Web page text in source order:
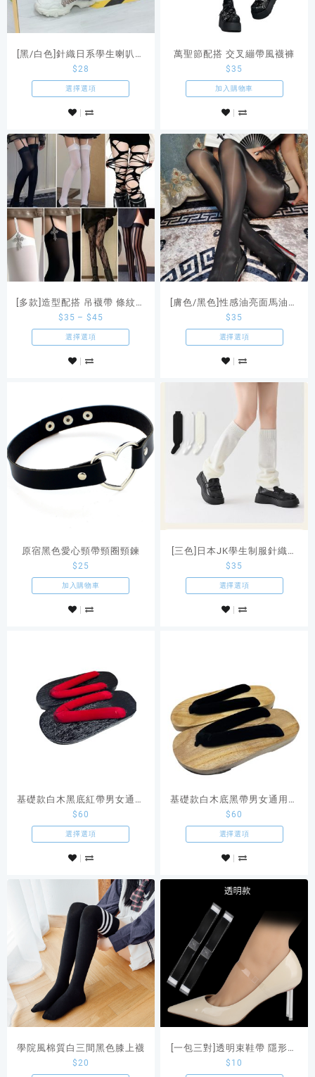
[黑/白色]針織日系學生喇叭襪
套
$28
選擇選項
萬聖節配搭 交叉繃帶風襪褲
$35
加入購物車
[多款]造型配搭 吊襪帶 條紋襪
過膝襪 破洞襪褲
$35 –$45
選擇選項
[膚色/黑色]性感油亮面馬油絲
襪連襪褲
$35
選擇選項
原宿黑色愛心頸帶頸圈頸鍊
$25
加入購物車
[三色]日本JK學生制服針織泡
泡襪 襪套
$35
選擇選項
基礎款白木黑底紅帶男女通用
日本木屐
$60
選擇選項
基礎款白木底黑帶男女通用日
本木屐
$60
選擇選項
學院風棉質白三間黑色膝上襪
$20
[一包三對]透明束鞋帶 隱形高
跟鞋婚紗婚鞋防掉
$ 10